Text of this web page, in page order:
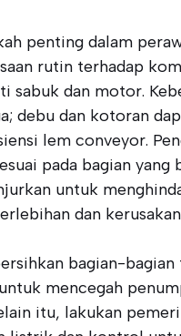
penting dalam
rutin terhadap
sabuk dan motor.
debu dan kotoran
lem conveyor.
pada bagian yang
untuk
dan
bagian-
mencegah
itu, lakukan